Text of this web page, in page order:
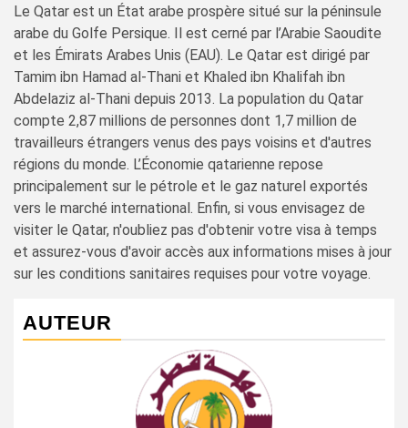
Le Qatar est un État arabe prospère situé sur la péninsule
arabe du Golfe Persique. Il est cerné par l’Arabie Saoudite
et les Émirats Arabes Unis (EAU). Le Qatar est dirigé par
Tamim ibn Hamad al-Thani et Khaled ibn Khalifah ibn
Abdelaziz al-Thani depuis 2013. La population du Qatar
compte 2,87 millions de personnes dont 1,7 million de
travailleurs étrangers venus des pays voisins et d'autres
régions du monde. L’Économie qatarienne repose
principalement sur le pétrole et le gaz naturel exportés
vers le marché international. Enfin, si vous envisagez de
visiter le Qatar, n'oubliez pas d'obtenir votre visa à temps
et assurez-vous d'avoir accès aux informations mises à jour
sur les conditions sanitaires requises pour votre voyage.
AUTEUR